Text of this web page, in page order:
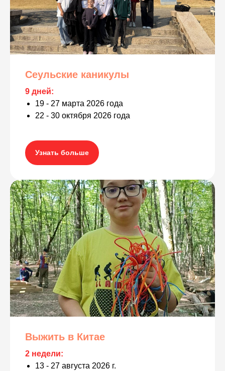
Сеульские каникулы
9 дней:
19 - 27 марта 2026 года
22 - 30 октября 2026 года
Узнать больше
Выжить в Китае
2 недели:
13 - 27 августа 2026 г.